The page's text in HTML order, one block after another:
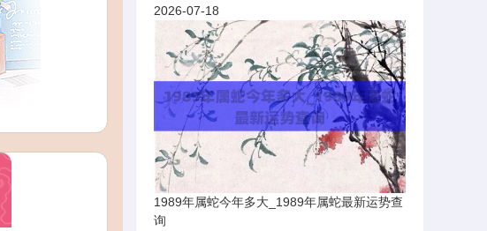
2026-07-18
1989年属蛇今年多大_1989年属蛇最新运势查
询